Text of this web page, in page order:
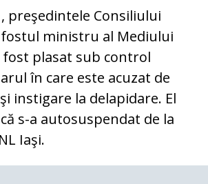
preşedintele Consiliului
fostul ministru al Mediului
fost plasat sub control
în care este acuzat de
instigare la delapidare. El
s-a autosuspendat de la
Iaşi.